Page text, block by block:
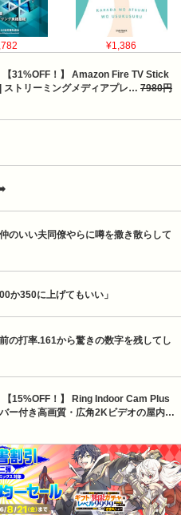
¥1,386
31%OFF！】 Amazon Fire TV Stick
ストリーミングメディアプレ… 7980円
のいい夫同僚やらに噂を撒き散らして
か350に上げてもいい」
の打率.161から驚きの数字を残してし
15%OFF！】 Ring Indoor Cam Plus
ー付き高画質・広角2Kビデオの屋内…